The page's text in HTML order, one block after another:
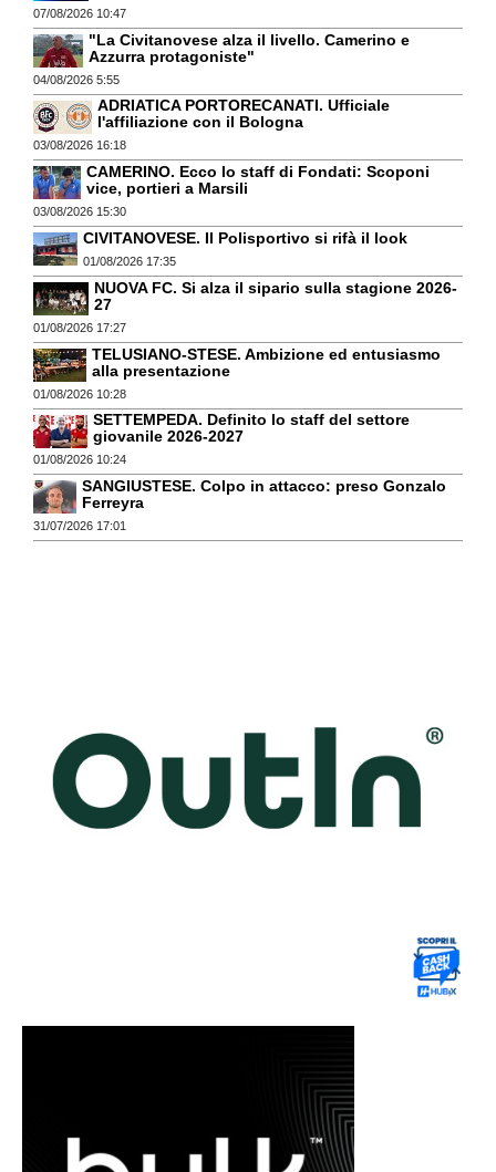
07/08/2026 10:47
"La Civitanovese alza il livello. Camerino e
Azzurra protagoniste"
04/08/2026 5:55
ADRIATICA PORTORECANATI. Ufficiale
l'affiliazione con il Bologna
03/08/2026 16:18
CAMERINO. Ecco lo staff di Fondati: Scoponi
vice, portieri a Marsili
03/08/2026 15:30
CIVITANOVESE. Il Polisportivo si rifà il look
01/08/2026 17:35
NUOVA FC. Si alza il sipario sulla stagione 2026-
27
01/08/2026 17:27
TELUSIANO-STESE. Ambizione ed entusiasmo
alla presentazione
01/08/2026 10:28
SETTEMPEDA. Definito lo staff del settore
giovanile 2026-2027
01/08/2026 10:24
SANGIUSTESE. Colpo in attacco: preso Gonzalo
Ferreyra
31/07/2026 17:01